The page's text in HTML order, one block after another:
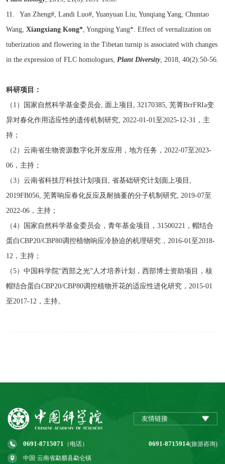
11. Yan Zheng#, Landi Luo#, Yuanyuan Liu, Yunqiang Yang, Chuntao
Wang, Xiangxiang Kong*, Yongping Yang*. Effect of vernalization on
tuberization and flowering in the Tibetan turnip is associated with changes
in the expression of FLC homologues, Plant Diversity, 2018, 40(2):50-56.
科研项目：
（1）国家自然科学基金委员会, 面上项目, 32170385, 芜菁BrrFRIa变
异对春化作用适应性的遗传机制研究, 2022-01-01至2025-12-31，主
持；
（2）云南省生物资源数字化开发应用，地方任务，2022-07至2023-
06，主持；
（3）云南省科技厅科技计划项目, 省基础研究计划面上项目,
2019FB056, 芜菁响应春化反应及耐抽薹的分子机制研究, 2019-07至
2022-06，主持；
（4）国家自然科学基金委员会，青年基金项目，31500221，帽结合
蛋白CBP20/CBP80调控植物响应冷胁迫的机理研究，2016-01至2018-
12，主持；
（5）中国科学院“西部之光”人才培养计划，西部博士资助项目，核
帽结合蛋白CBP20/CBP80调控植物开花的适应性进化研究，2015-01
至2017-12，主持。
友情链接
0691-8715071 （电话） 0691-8715914(旅游咨询)
中国·云南省勐腊县勐仑镇